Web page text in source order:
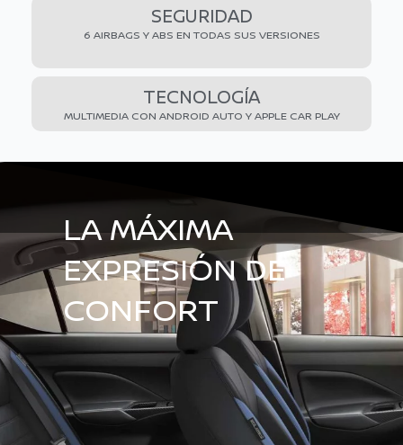
SEGURIDAD
6 AIRBAGS Y ABS EN TODAS SUS VERSIONES
TECNOLOGÍA
MULTIMEDIA CON ANDROID AUTO Y APPLE CAR PLAY
LA MÁXIMA
EXPRESIÓN DE
CONFORT